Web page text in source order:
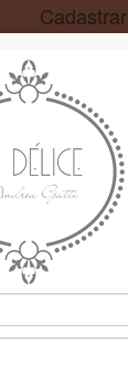
Cadastrar